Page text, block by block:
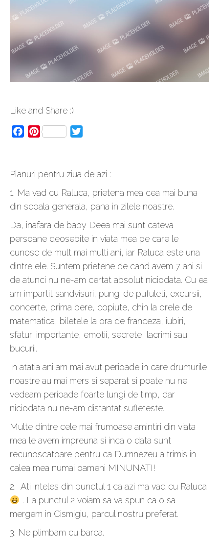
Like and Share :)
FacebookPinterest
Planuri pentru ziua de azi :
1. Ma vad cu Raluca, prietena mea cea mai buna
din scoala generala, pana in zilele noastre.
Da, inafara de baby Deea mai sunt cateva
persoane deosebite in viata mea pe care le
cunosc de mult mai multi ani, iar Raluca este una
dintre ele. Suntem prietene de cand avem 7 ani si
de atunci nu ne-am certat absolut niciodata. Cu ea
am impartit sandvisuri, pungi de pufuleti, excursii,
concerte, prima bere, copiute, chin la orele de
matematica, biletele la ora de franceza, iubiri,
sfaturi importante, emotii, secrete, lacrimi sau
bucurii.
In atatia ani am mai avut perioade in care drumurile
noastre au mai mers si separat si poate nu ne
vedeam perioade foarte lungi de timp, dar
niciodata nu ne-am distantat sufleteste.
Multe dintre cele mai frumoase amintiri din viata
mea le avem impreuna si inca o data sunt
recunoscatoare pentru ca Dumnezeu a trimis in
calea mea numai oameni MINUNATI!
2. Ati inteles din punctul 1 ca azi ma vad cu Raluca
. La punctul 2 voiam sa va spun ca o sa
mergem in Cismigiu, parcul nostru preferat.
3. Ne plimbam cu barca.